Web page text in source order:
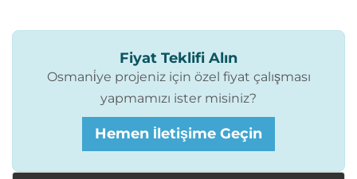
Fiyat Teklifi Alın
Osmani̇ye projeniz için özel fiyat çalışması
yapmamızı ister misiniz?
Hemen İletişime Geçin